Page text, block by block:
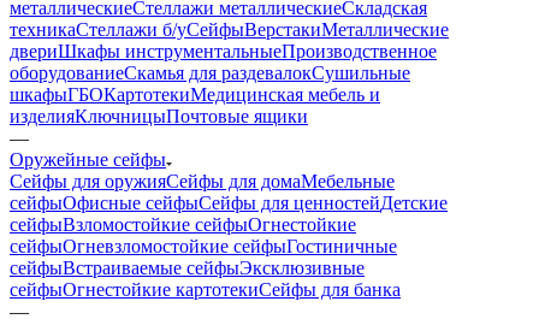
металлическиеСтеллажи металлическиеСкладская
техникаСтеллажи б/уСейфыВерстакиМеталлические
двериШкафы инструментальныеПроизводственное
оборудованиеСкамья для раздевалокСушильные
шкафыГБОКартотекиМедицинская мебель и
изделияКлючницыПочтовые ящики
—
Оружейные сейфы
Сейфы для оружияСейфы для домаМебельные
сейфыОфисные сейфыСейфы для ценностейДетские
сейфыВзломостойкие сейфыОгнестойкие
сейфыОгневзломостойкие сейфыГостиничные
сейфыВстраиваемые сейфыЭксклюзивные
сейфыОгнестойкие картотекиСейфы для банка
—